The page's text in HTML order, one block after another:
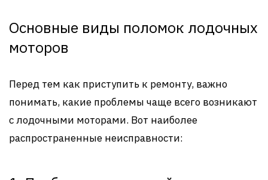
Основные виды поломок лодочных
моторов
Перед тем как приступить к ремонту, важно
понимать, какие проблемы чаще всего возникают
с лодочными моторами. Вот наиболее
распространенные неисправности: